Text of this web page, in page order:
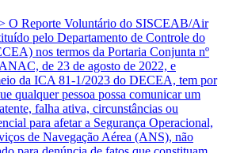
O Reporte Voluntário do SISCEAB/Air
pelo Departamento de Controle do
nos termos da Portaria Conjunta nº
de 23 de agosto de 2022, e
da ICA 81-1/2023 do DECEA, tem por
qualquer pessoa possa comunicar um
falha ativa, circunstâncias ou
para afetar a Segurança Operacional,
de Navegação Aérea (ANS), não